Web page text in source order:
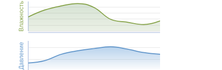
Влажность
Давление